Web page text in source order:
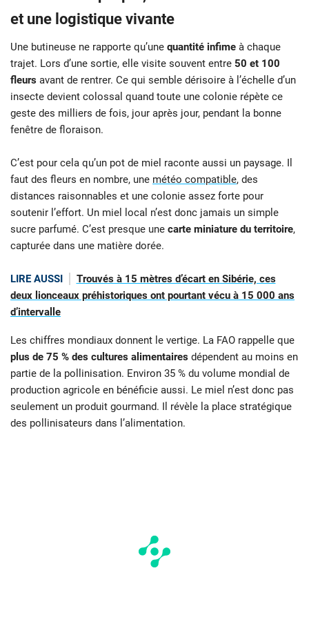
et une logistique vivante
Une butineuse ne rapporte qu’une quantité infime à chaque
trajet. Lors d’une sortie, elle visite souvent entre 50 et 100
fleurs avant de rentrer. Ce qui semble dérisoire à l’échelle d’un
insecte devient colossal quand toute une colonie répète ce
geste des milliers de fois, jour après jour, pendant la bonne
fenêtre de floraison.
C’est pour cela qu’un pot de miel raconte aussi un paysage. Il
faut des fleurs en nombre, une météo compatible, des
distances raisonnables et une colonie assez forte pour
soutenir l’effort. Un miel local n’est donc jamais un simple
sucre parfumé. C’est presque une carte miniature du territoire,
capturée dans une matière dorée.
LIRE AUSSI
Trouvés à 15 mètres d’écart en Sibérie, ces
deux lionceaux préhistoriques ont pourtant vécu à 15 000 ans
d’intervalle
Les chiffres mondiaux donnent le vertige. La FAO rappelle que
plus de 75 % des cultures alimentaires dépendent au moins en
partie de la pollinisation. Environ 35 % du volume mondial de
production agricole en bénéficie aussi. Le miel n’est donc pas
seulement un produit gourmand. Il révèle la place stratégique
des pollinisateurs dans l’alimentation.